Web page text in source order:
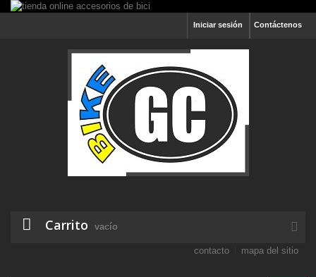
Contáctenos
Iniciar sesión
Carrito vacío
contacto mapa del sitio